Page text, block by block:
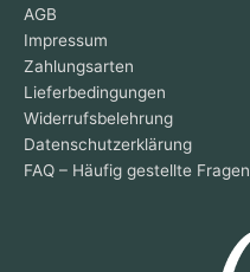
AGB
Impressum
Zahlungsarten
Lieferbedingungen
Widerrufsbelehrung
Datenschutzerklärung
FAQ – Häufig gestellte Fragen